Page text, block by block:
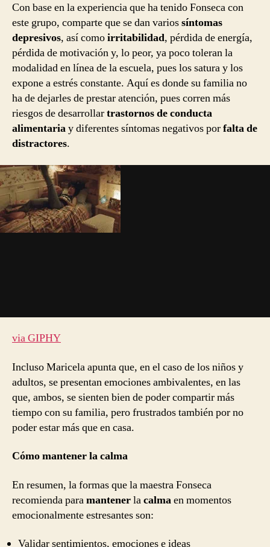
Con base en la experiencia que ha tenido Fonseca con
este grupo, comparte que se dan variossíntomas
depresivos, así comoirritabilidad, pérdida de energía,
pérdida de motivación y, lo peor, ya poco toleran la
modalidad en línea de la escuela, pues los satura y los
expone a estrés constante. Aquí es donde su familia no
ha de dejarles de prestar atención, pues corren más
riesgos de desarrollartrastornos de conducta
alimentariay diferentes síntomas negativos porfalta de
distractores.
via GIPHY
Incluso Maricela apunta que, en el caso de los niños y
adultos, se presentan emociones ambivalentes, en las
que, ambos, se sienten bien de poder compartir más
tiempo con su familia, pero frustrados también por no
poder estar más que en casa.
Cómo mantener la calma
En resumen, la formas que la maestra Fonseca
recomienda paramantenerlacalmaen momentos
emocionalmente estresantes son:
Validar sentimientos, emociones e ideas